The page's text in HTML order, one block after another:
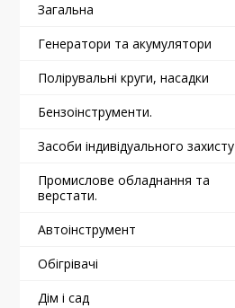
Загальна
Генератори та акумулятори
Полірувальні круги, насадки
Бензоінструменти.
Засоби індивідуального захисту
Промислове обладнання та
верстати.
Автоінструмент
Обігрівачі
Дім і сад